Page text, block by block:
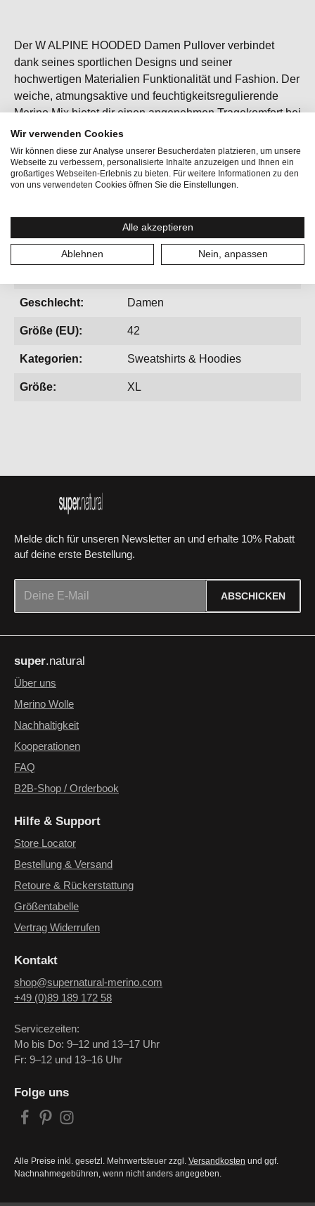
Der W ALPINE HOODED Damen Pullover verbindet
dank seines sportlichen Designs und seiner
hochwertigen Materialien Funktionalität und Fashion. Der
weiche, atmungsaktive und feuchtigkeitsregulierende
Merino Mix bietet dir einen angenehmen Tragekomfort bei
jeder Outdooraktivität. Der Stehkragen sorgt für
zusätzlichen Schutz vor Wind und Kälte. Durch den
verstellbaren Gummizug an der Kapuze und am
Bundkannst du dich noch besser vor Wind und Kälte
Geschlecht: Damen
Größe (EU): 42
Kategorien: Sweatshirts & Hoodies
Größe: XL
Melde dich für unseren Newsletter an und erhalte 10% Rabatt
auf deine erste Bestellung.
ABSCHICKEN
genommen und die
einverstanden.
Die mit einem Stern (*) markierten Felder sind Pflichtfelder.
Folge uns
Alle Preise inkl. gesetzl. Mehrwertsteuer zzgl. Versandkosten und ggf.
Nachnahmegebühren, wenn nicht anders angegeben.
super.natural
Über uns
Merino Wolle
Nachhaltigkeit
Kooperationen
FAQ
B2B-Shop / Orderbook
Hilfe & Support
Store Locator
Bestellung & Versand
Retoure & Rückerstattung
Größentabelle
Vertrag Widerrufen
Kontakt
shop@supernatural-merino.com
+49 (0)89 189 172 58
Servicezeiten:
Mo bis Do: 9–12 und 13–17 Uhr
Fr: 9–12 und 13–16 Uhr
Wir verwenden Cookies
Wir können diese zur Analyse unserer Besucherdaten platzieren, um unsere
Webseite zu verbessern, personalisierte Inhalte anzuzeigen und Ihnen ein
großartiges Webseiten-Erlebnis zu bieten. Für weitere Informationen zu den
von uns verwendeten Cookies öffnen Sie die Einstellungen.
Alle akzeptieren
Ablehnen Nein, anpassen